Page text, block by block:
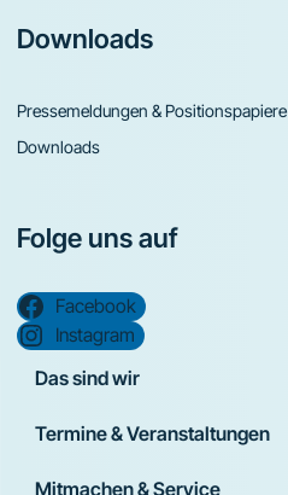
Downloads
Pressemeldungen & Positionspapiere
Downloads
Folge uns auf
Facebook
Instagram
Das sind wir
Termine & Veranstaltungen
Mitmachen & Service